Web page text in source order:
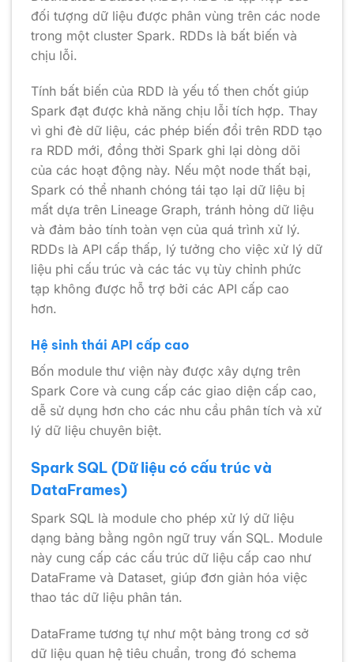
đối tượng dữ liệu được phân vùng trên các node
trong một cluster Spark. RDDs là bất biến và
chịu lỗi.
Tính bất biến của RDD là yếu tố then chốt giúp
Spark đạt được khả năng chịu lỗi tích hợp. Thay
vì ghi đè dữ liệu, các phép biến đổi trên RDD tạo
ra RDD mới, đồng thời Spark ghi lại dòng dõi
của các hoạt động này. Nếu một node thất bại,
Spark có thể nhanh chóng tái tạo lại dữ liệu bị
mất dựa trên Lineage Graph, tránh hỏng dữ liệu
và đảm bảo tính toàn vẹn của quá trình xử lý.
RDDs là API cấp thấp, lý tưởng cho việc xử lý dữ
liệu phi cấu trúc và các tác vụ tùy chỉnh phức
tạp không được hỗ trợ bởi các API cấp cao
hơn.
Hệ sinh thái API cấp cao
Bốn module thư viện này được xây dựng trên
Spark Core và cung cấp các giao diện cấp cao,
dễ sử dụng hơn cho các nhu cầu phân tích và xử
lý dữ liệu chuyên biệt.
Spark SQL (Dữ liệu có cấu trúc và
DataFrames)
Spark SQL là module cho phép xử lý dữ liệu
dạng bảng bằng ngôn ngữ truy vấn SQL. Module
này cung cấp các cấu trúc dữ liệu cấp cao như
DataFrame và Dataset, giúp đơn giản hóa việc
thao tác dữ liệu phân tán.
DataFrame tương tự như một bảng trong cơ sở
dữ liệu quan hệ tiêu chuẩn, trong đó schema